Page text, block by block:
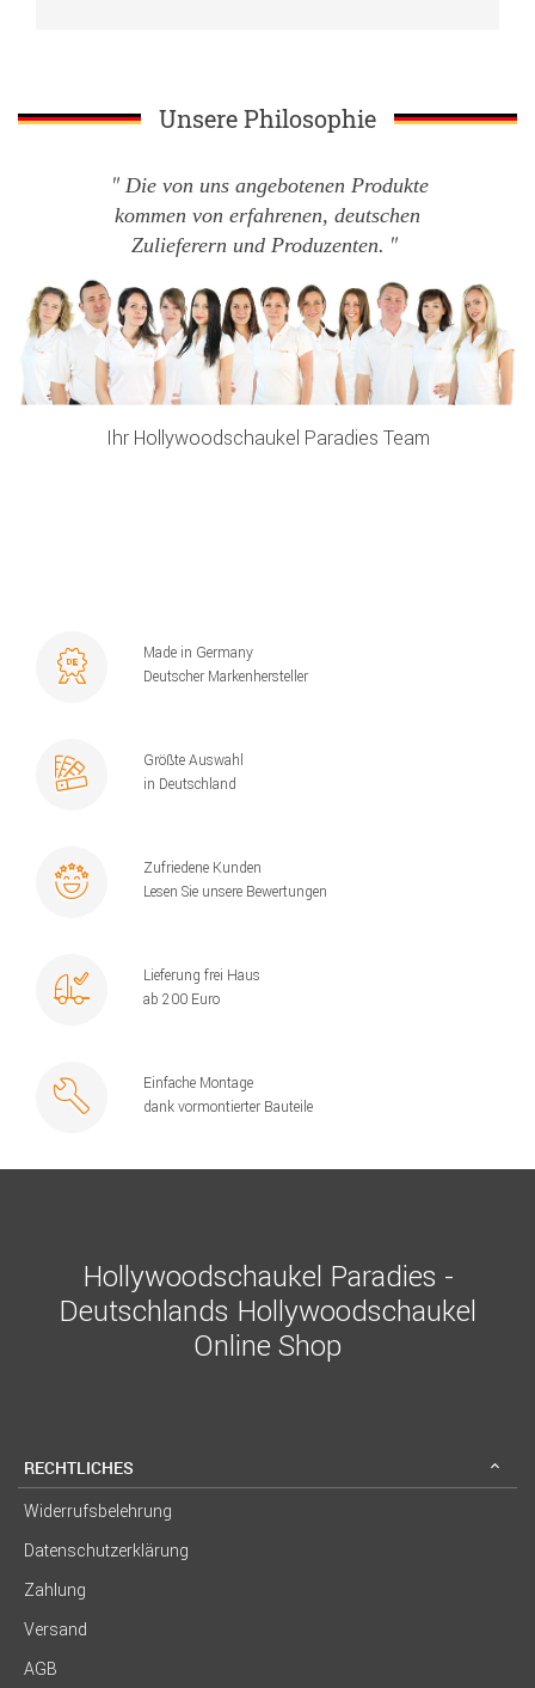
Unsere Philosophie
Die von uns angebotenen Produkte
kommen von erfahrenen, deutschen
Zulieferern und Produzenten.
Ihr Hollywoodschaukel Paradies Team
Made in Germany
Deutscher Markenhersteller
Größte Auswahl
in Deutschland
Zufriedene Kunden
Lesen Sie unsere Bewertungen
Lieferung frei Haus
ab 200 Euro
Einfache Montage
dank vormontierter Bauteile
Hollywoodschaukel Paradies -
Deutschlands Hollywoodschaukel
Online Shop
RECHTLICHES
Widerrufsbelehrung
Datenschutzerklärung
Zahlung
Versand
AGB